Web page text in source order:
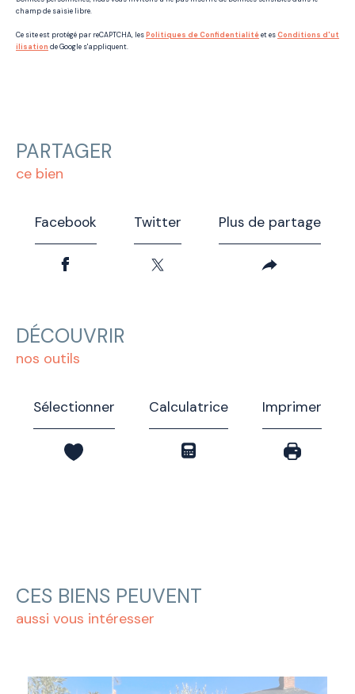
champ de saisie libre.
Ce site est protégé par reCAPTCHA, lesPolitiques de Confidentialitéet esConditions d'ut
ilisation de Google s'appliquent.
PARTAGER
ce bien
Facebook Twitter Plus de partage
DÉCOUVRIR
nos outils
Sélectionner Calculatrice Imprimer
CES BIENS PEUVENT
aussi vous intéresser